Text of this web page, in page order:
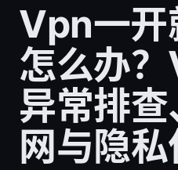
Vpn一开
怎么办
异常排
网与隐